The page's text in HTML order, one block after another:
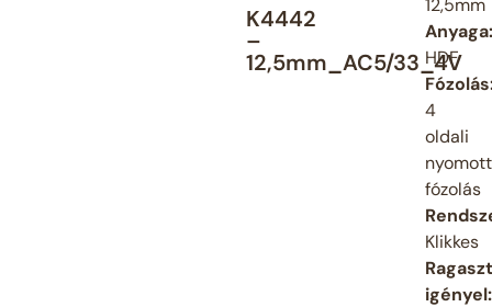
K4442
–
12,5mm_AC5/33_4V
12,5mm
Anyaga:
HDF
4
oldali
nyomott
fózolás
Klikkes
igényel: